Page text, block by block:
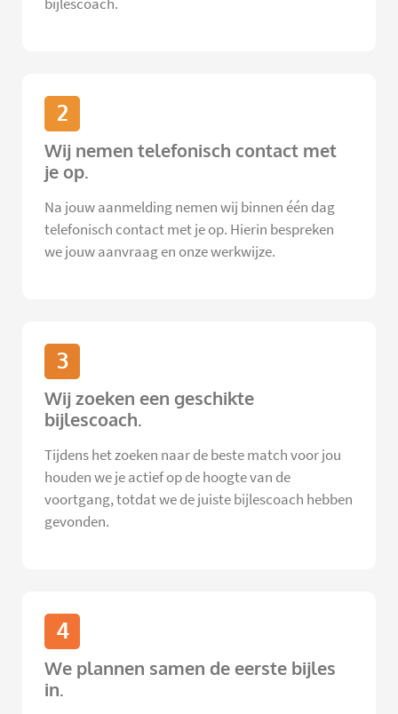
bijlescoach.
2
Wij nemen telefonisch contact met
je op.
Na jouw aanmelding nemen wij binnen één dag
telefonisch contact met je op. Hierin bespreken
we jouw aanvraag en onze werkwijze.
3
Wij zoeken een geschikte
bijlescoach.
Tijdens het zoeken naar de beste match voor jou
houden we je actief op de hoogte van de
voortgang, totdat we de juiste bijlescoach hebben
gevonden.
4
We plannen samen de eerste bijles
in.